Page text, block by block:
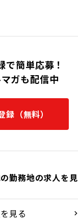
で簡単応募！
ガも配信中
録（無料）
勤務地の求人を見
見る